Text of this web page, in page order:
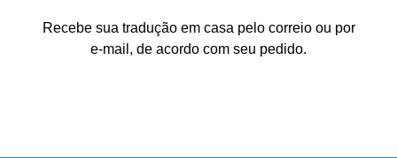
Recebe sua tradução em casa pelo correio ou por
e-mail, de acordo com seu pedido.